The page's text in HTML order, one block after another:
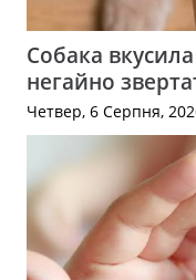
Собака
негайно
Четвер, 6 Серпня,